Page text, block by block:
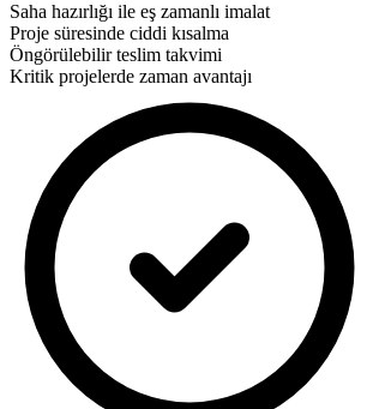
Saha hazırlığı ile eş zamanlı imalat
Proje süresinde ciddi kısalma
Öngörülebilir teslim takvimi
Kritik projelerde zaman avantajı